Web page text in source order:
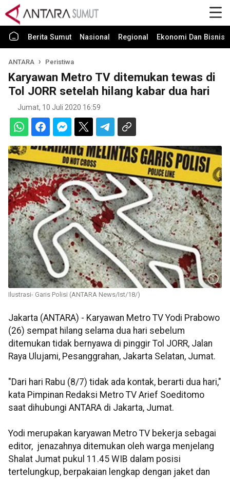
Berita Sumut Nasional Regional Ekonomi Dan Bisnis
ANTARA Peristiwa
Karyawan Metro TV ditemukan tewas di
Tol JORR setelah hilang kabar dua hari
Jumat, 10 Juli 2020 16:59
Ilustrasi- Garis Polisi (ANTARA News/Ist/18/)
Jakarta (ANTARA) - Karyawan Metro TV Yodi Prabowo
(26) sempat hilang selama dua hari sebelum
ditemukan tidak bernyawa di pinggir Tol JORR, Jalan
Raya Ulujami, Pesanggrahan, Jakarta Selatan, Jumat.
"Dari hari Rabu (8/7) tidak ada kontak, berarti dua hari,"
kata Pimpinan Redaksi Metro TV Arief Soeditomo
saat dihubungi ANTARA di Jakarta, Jumat.
Yodi merupakan karyawan Metro TV bekerja sebagai
editor, jenazahnya ditemukan oleh warga menjelang
Shalat Jumat pukul 11.45 WIB dalam posisi
tertelungkup, berpakaian lengkap dengan jaket dan